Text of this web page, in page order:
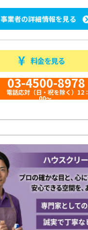
事業者の詳細情報を見る
料金を見る
03-4500-8978
電話応対（日・祝を除く）12：
00～...